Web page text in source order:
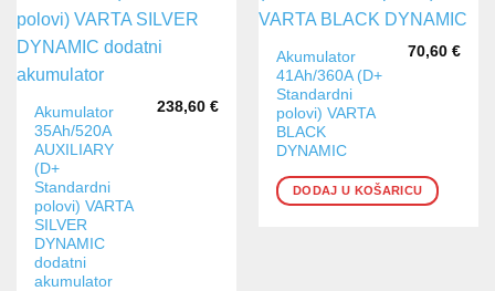
Akumulator
35Ah/520A
AUXILIARY
(D+
Standardni
polovi) VARTA
SILVER
DYNAMIC
dodatni
akumulator
238,60 €
Akumulator
41Ah/360A (D+
Standardni
polovi) VARTA
BLACK
DYNAMIC
70,60 €
DODAJ U KOŠARICU